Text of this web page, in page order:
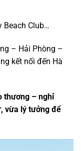
Beach Club…
– Hải Phòng –
kết nối đến Hà
thương – nghỉ
vừa lý tưởng để